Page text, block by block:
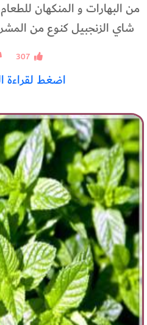
من البهارات و المنكهان
شاي الزنجبيل كنوع من
307
اضغط لقراءة